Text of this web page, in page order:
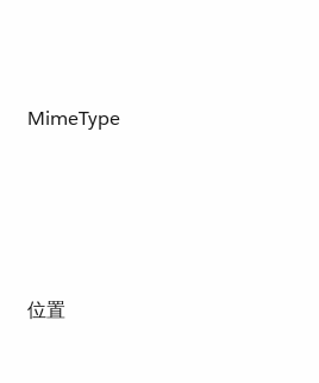
MimeType
位置